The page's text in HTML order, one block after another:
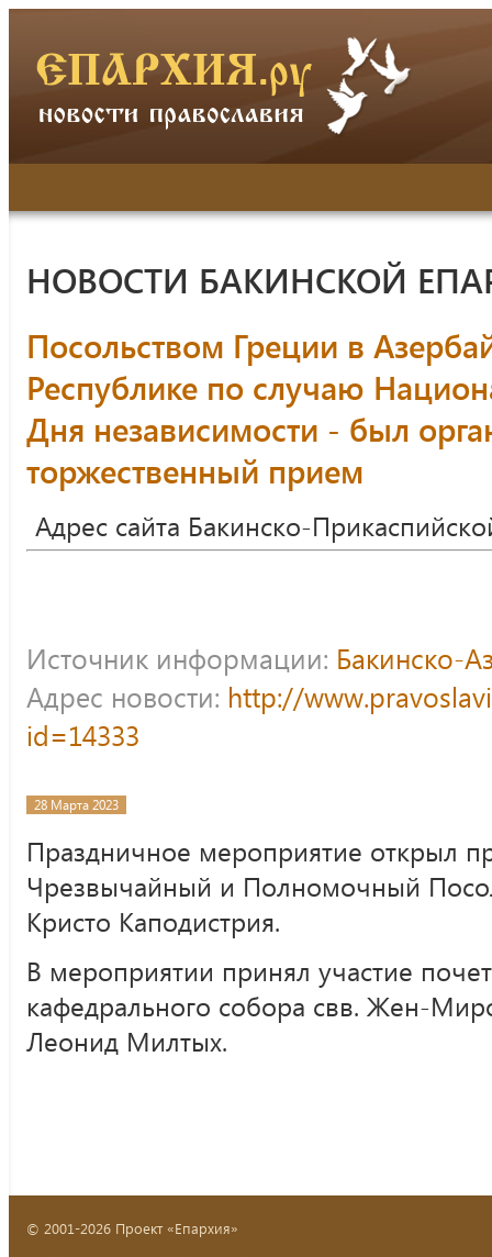
НОВОСТИ БАКИНСКОЙ
Посольством Греции в
Республике по случаю
Дня независимости - был
торжественный прием
Адрес сайта Бакинско-
Источник информации: Бакинско-
Адрес новости: http://
id=14333
28 Марта 2023
Праздничное мероприятие открыл
Чрезвычайный и Полномочный
Кристо Каподистрия.
В мероприятии принял участие
кафедрального собора свв. Жен-
Леонид Милтых.
© 2001-2026 Проект «Епархия»